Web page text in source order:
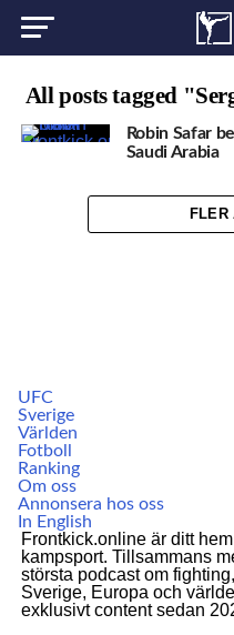
All posts tagged
Robin Safar
Saudi Arabia
FLER
UFC
Sverige
Världen
Fotboll
Ranking
Om oss
Annonsera hos oss
In English
Frontkick.online är ditt
kampsport. Tillsammans
största podcast om
Sverige, Europa och
exklusivt content sedan